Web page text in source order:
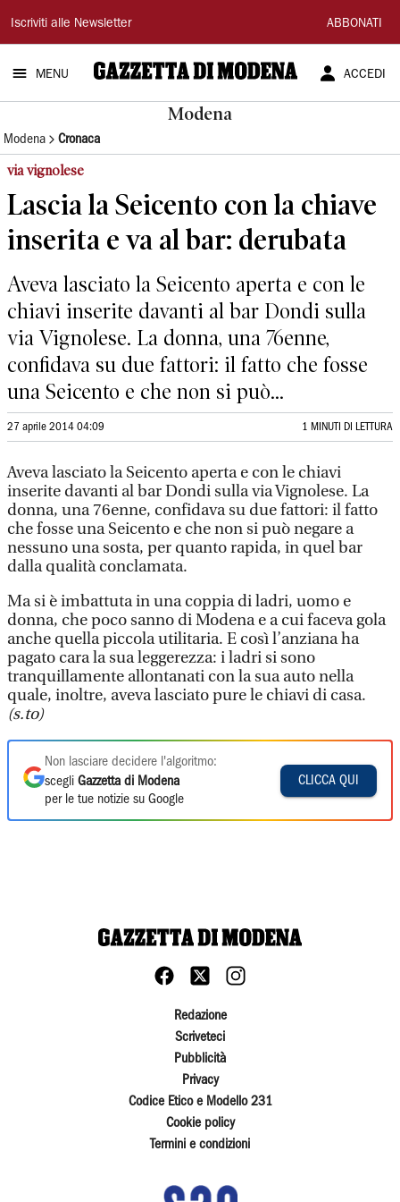
Gazzetta
di
Modena
Iscriviti alle Newsletter ABBONATI
MENU ACCEDI
Modena
Modena Cronaca
via vignolese
Lascia la Seicento con la chiave
inserita e va al bar: derubata
Aveva lasciato la Seicento aperta e con le
chiavi inserite davanti al bar Dondi sulla
via Vignolese. La donna, una 76enne,
confidava su due fattori: il fatto che fosse
una Seicento e che non si può...
27 aprile 2014 04:09 1 MINUTI DI LETTURA
Aveva lasciato la Seicento aperta e con le chiavi
inserite davanti al bar Dondi sulla via Vignolese. La
donna, una 76enne, confidava su due fattori: il fatto
che fosse una Seicento e che non si può negare a
nessuno una sosta, per quanto rapida, in quel bar
dalla qualità conclamata.
Ma si è imbattuta in una coppia di ladri, uomo e
donna, che poco sanno di Modena e a cui faceva gola
anche quella piccola utilitaria. E così l’anziana ha
pagato cara la sua leggerezza: i ladri si sono
tranquillamente allontanati con la sua auto nella
quale, inoltre, aveva lasciato pure le chiavi di casa.
(s.to)
Non lasciare decidere l'algoritmo:
scegli Gazzetta di Modena
per le tue notizie su Google
CLICCA QUI
Redazione
Scriveteci
Pubblicità
Privacy
Codice Etico e Modello 231
Cookie policy
Termini e condizioni